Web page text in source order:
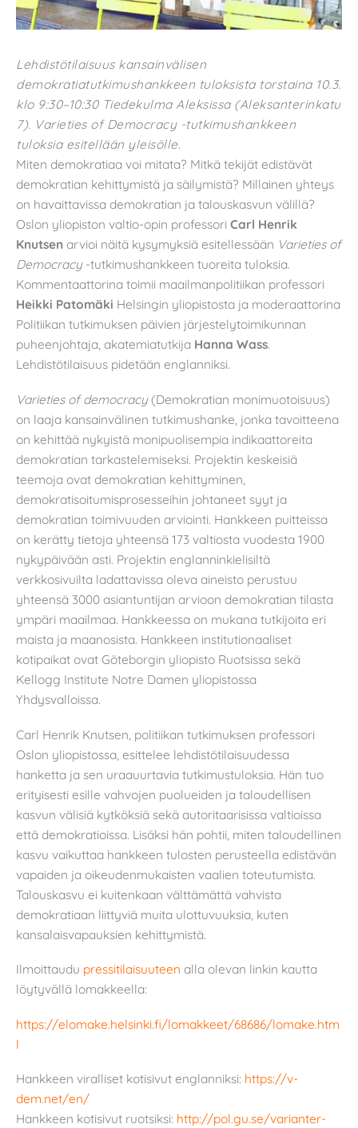
Lehdistötilaisuus kansainvälisen
demokratiatutkimushankkeen tuloksista torstaina 10.3.
klo 9:30–10:30 Tiedekulma Aleksissa (Aleksanterinkatu
7). Varieties of Democracy -tutkimushankkeen
tuloksia esitellään yleisölle.
Miten demokratiaa voi mitata? Mitkä tekijät edistävät
demokratian kehittymistä ja säilymistä? Millainen yhteys
on havaittavissa demokratian ja talouskasvun välillä?
Oslon yliopiston valtio-opin professori Carl Henrik
Knutsen arvioi näitä kysymyksiä esitellessään Varieties of
Democracy-tutkimushankkeen tuoreita tuloksia.
Kommentaattorina toimii maailmanpolitiikan professori
Heikki Patomäki Helsingin yliopistosta ja moderaattorina
Politiikan tutkimuksen päivien järjestelytoimikunnan
puheenjohtaja, akatemiatutkija Hanna Wass.
Lehdistötilaisuus pidetään englanniksi.
Varieties of democracy(Demokratian monimuotoisuus)
on laaja kansainvälinen tutkimushanke, jonka tavoitteena
on kehittää nykyistä monipuolisempia indikaattoreita
demokratian tarkastelemiseksi. Projektin keskeisiä
teemoja ovat demokratian kehittyminen,
demokratisoitumisprosesseihin johtaneet syyt ja
demokratian toimivuuden arviointi. Hankkeen puitteissa
on kerätty tietoja yhteensä 173 valtiosta vuodesta 1900
nykypäivään asti. Projektin englanninkielisiltä
verkkosivuilta ladattavissa oleva aineisto perustuu
yhteensä 3000 asiantuntijan arvioon demokratian tilasta
ympäri maailmaa. Hankkeessa on mukana tutkijoita eri
maista ja maanosista. Hankkeen institutionaaliset
kotipaikat ovat Göteborgin yliopisto Ruotsissa sekä
Kellogg Institute Notre Damen yliopistossa
Yhdysvalloissa.
Carl Henrik Knutsen, politiikan tutkimuksen professori
Oslon yliopistossa, esittelee lehdistötilaisuudessa
hanketta ja sen uraauurtavia tutkimustuloksia. Hän tuo
erityisesti esille vahvojen puolueiden ja taloudellisen
kasvun välisiä kytköksiä sekä autoritaarisissa valtioissa
että demokratioissa. Lisäksi hän pohtii, miten taloudellinen
kasvu vaikuttaa hankkeen tulosten perusteella edistävän
vapaiden ja oikeudenmukaisten vaalien toteutumista.
Talouskasvu ei kuitenkaan välttämättä vahvista
demokratiaan liittyviä muita ulottuvuuksia, kuten
kansalaisvapauksien kehittymistä.
Ilmoittaudu pressitilaisuuteen alla olevan linkin kautta
löytyvällä lomakkeella:
https://elomake.helsinki.fi/lomakkeet/68686/lomake.htm
l
Hankkeen viralliset kotisivut englanniksi: https://v-
dem.net/en/
Hankkeen kotisivut ruotsiksi: http://pol.gu.se/varianter-